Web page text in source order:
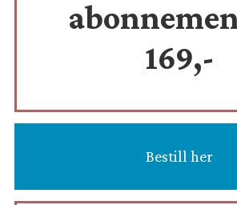
169,-
Bestill her